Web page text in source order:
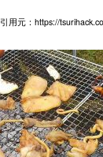
引用元：https://